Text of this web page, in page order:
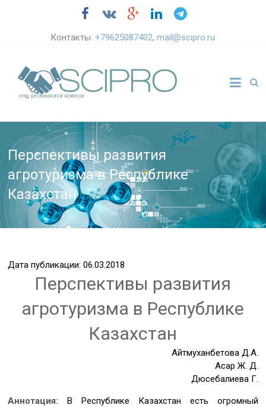
Контакты:+79625087402,mail@scipro.ru
Перспективы развития
агротуризма в Республике
Казахстан
Дата публикации: 06.03.2018
Перспективы развития
агротуризма в Республике
Казахстан
Айтмуханбетова Д.А.
Асқар Ж. Д.
Дюсебалиева Г.
Аннотация:В Республике Казахстан есть огромный